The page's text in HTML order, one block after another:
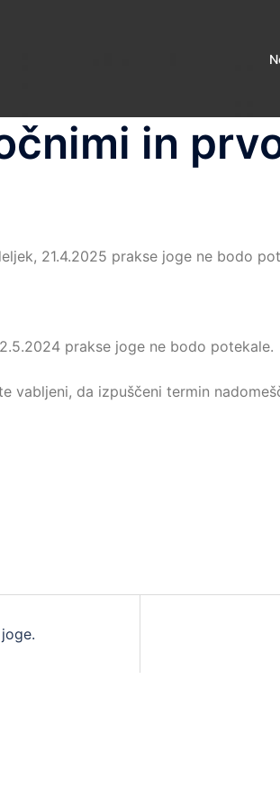
in
21.4.2025 prakse joge ne bodo
prakse joge ne bodo potekale.
vabljeni, da izpuščeni termin